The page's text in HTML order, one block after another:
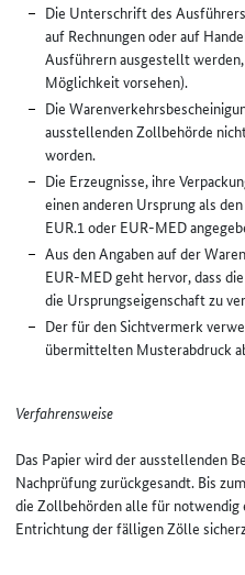
Die Unterschrift des
auf Rechnungen oder auf
Ausführern ausgestellt
Möglichkeit vorsehen).
Die
ausstellenden Zollbehörde
worden.
Die Erzeugnisse, ihre
einen anderen Ursprung als
EUR.1 oder EUR-MED
Aus den Angaben auf der
EUR-MED geht hervor, dass
die Ursprungseigenschaft zu
Der für den Sichtvermerk
übermittelten Musterabdruck
Verfahrensweise
Das Papier wird der ausstellenden
Nachprüfung zurückgesandt. Bis
die Zollbehörden alle für notwendig
Entrichtung der fälligen Zölle